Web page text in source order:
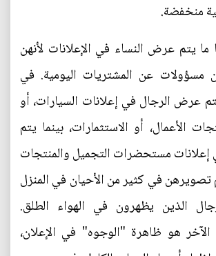
منخفضة.
ما يتم عرض النساء في الإعلانات لأنهن
مسؤولات عن المشتريات اليومية. في
عرض الرجال في إعلانات السيارات، أو
الأعمال، أو الاستثمارات، بينما يتم
إعلانات مستحضرات التجميل والمنتجات
تصويرهن في كثير من الأحيان في المنزل
الذين يظهرون في الهواء الطلق.
الآخر هو ظاهرة "الوجوه" في الإعلان،